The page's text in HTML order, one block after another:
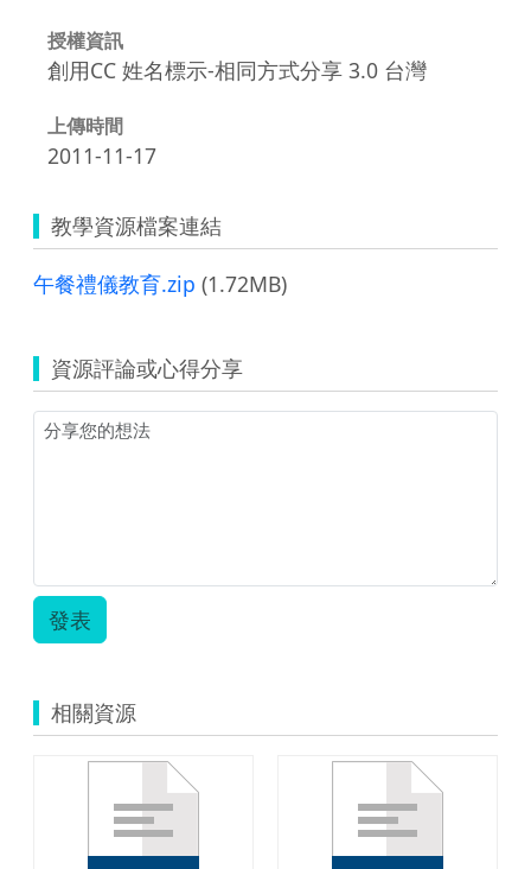
授權資訊
創用CC 姓名標示-相同方式分享 3.0 台灣
上傳時間
2011-11-17
教學資源檔案連結
午餐禮儀教育.zip (1.72MB)
資源評論或心得分享
發表
相關資源